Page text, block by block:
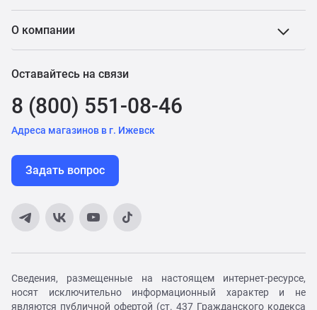
О компании
Оставайтесь на связи
8 (800) 551-08-46
Адреса магазинов в г. Ижевск
Задать вопрос
Сведения, размещенные на настоящем интернет-ресурсе,
носят исключительно информационный характер и не
являются публичной офертой (ст. 437 Гражданского кодекса